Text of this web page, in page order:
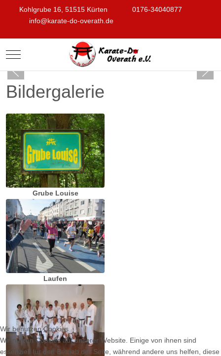
Kohlgrube 16, 51515 Kürten
0176-34040877
info@karate-do-overath.de
Mobile Menu Toggle
Bildergalerie
Grube Louise
Laufen
Wir benutzen Cookies
Wir nutzen Cookies auf unserer Website. Einige von ihnen sind
essenziell für den Betrieb der Seite, während andere uns helfen, diese